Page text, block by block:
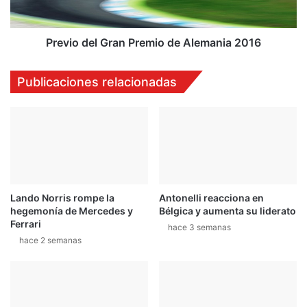
r
á
t
e
n
J
e
l
a
e
A
l
Previo del Gran Premio de Alemania 2016
Publicaciones relacionadas
Lando Norris rompe la
hegemonía de Mercedes y
Ferrari
hace 2 semanas
Antonelli reacciona en
Bélgica y aumenta su liderato
hace 3 semanas